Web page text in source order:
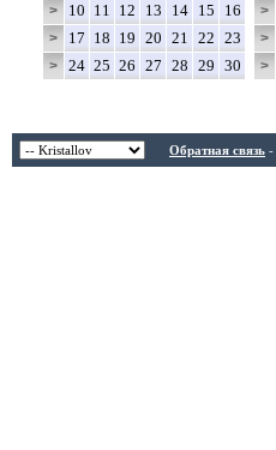
> 10 11 12 13 14 15 16
> 17 18 19 20 21 22 23
> 24 25 26 27 28 29 30
>
>
>
Обратная связь -